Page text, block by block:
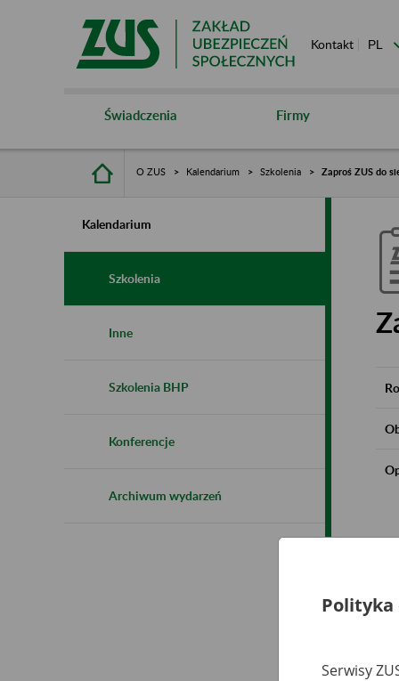
Kontakt
Świadczenia Firmy
O ZUS Kalendarium Szkolenia Zaproś ZUS do
Kalendarium
Szkolenia
Inne
Szkolenia BHP
Konferencje
Archiwum wydarzeń
Polityka
Serwisy